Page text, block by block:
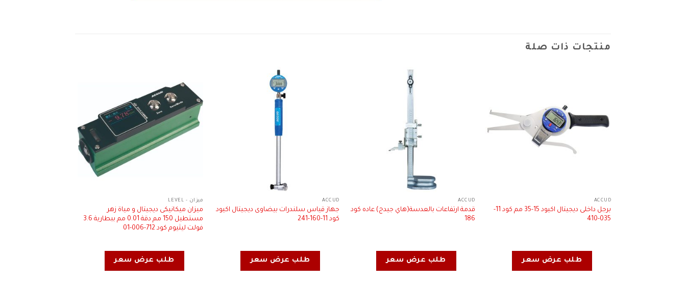
منتجات ذات صلة
ACCUD
برجل داخلى ديجيتال اكيود 15-35 مم كود 11-
035-410
طلب عرض سعر
ACCUD
قدمة ارتفاعات بالعدسة(هاي جيدج) عاده كود
186
طلب عرض سعر
ACCUD
جهاز قياس سلندرات بيضاوى ديجيتال اكيود
كود 11-160-241
طلب عرض سعر
ميزان - LEVEL
ميزان ميكانيكى ديجيتال و مياة زهر
مستطيل 150 مم دقة 0.01 مم ببطارية 3.6
فولت ليثيوم كود 712-006-01
طلب عرض سعر